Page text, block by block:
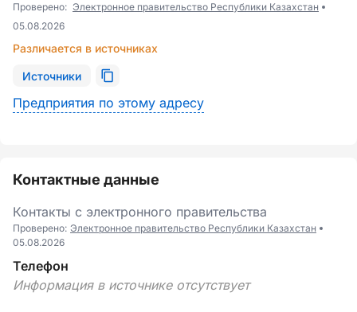
Проверено: Электронное правительство Республики Казахстан
05.08.2026
Различается в источниках
Источники
Предприятия по этому адресу
Контактные данные
Контакты с электронного правительства
Проверено: Электронное правительство Республики Казахстан
05.08.2026
Телефон
Информация в источнике отсутствует